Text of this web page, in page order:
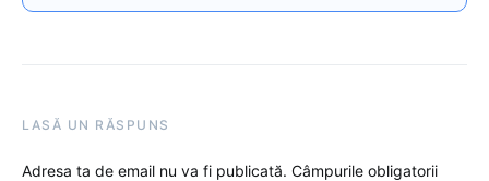
LASĂ UN RĂSPUNS
Adresa ta de email nu va fi publicată. Câmpurile obligatorii